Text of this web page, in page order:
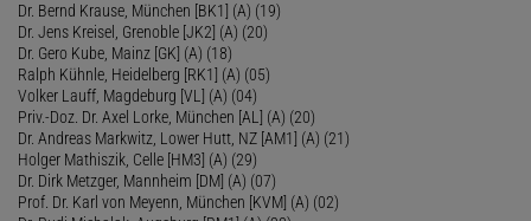
Dr. Bernd Krause, München [BK1] (A) (19)
Dr. Jens Kreisel, Grenoble [JK2] (A) (20)
Dr. Gero Kube, Mainz [GK] (A) (18)
Ralph Kühnle, Heidelberg [RK1] (A) (05)
Volker Lauff, Magdeburg [VL] (A) (04)
Priv.-Doz. Dr. Axel Lorke, München [AL] (A) (20)
Dr. Andreas Markwitz, Lower Hutt, NZ [AM1] (A) (21)
Holger Mathiszik, Celle [HM3] (A) (29)
Dr. Dirk Metzger, Mannheim [DM] (A) (07)
Prof. Dr. Karl von Meyenn, München [KVM] (A) (02)